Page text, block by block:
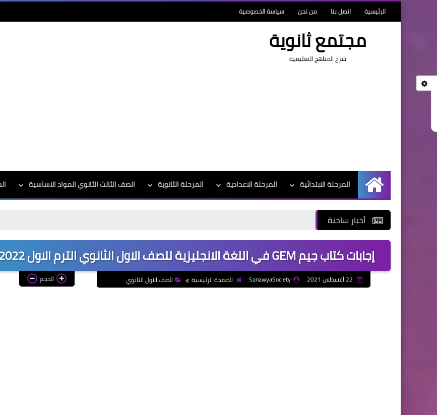
الرئيسية اتصل بنا من نحن سياسة الخصوصية
مجتمع ثانوية
شرح المناهج التعليمية
الرئيسية
المرحلة الابتدائية المرحلة الاعدادية المرحلة الثانوية الصف الثالث الثانوي المواد الاساسية
أخبار ساخنة
إجابات كتاب جيم GEM في اللغة الانجليزية للصف الاول الثانوي الترم الاول 2022
SanawyaSociety الصفحة الرئيسية الصف الاول الثانوي الحجم